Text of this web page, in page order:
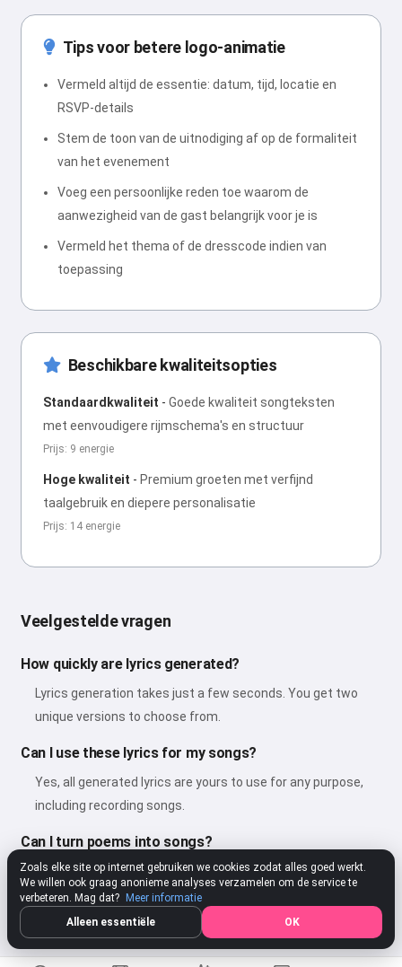
Tips voor betere logo-animatie
Vermeld altijd de essentie: datum, tijd, locatie en
RSVP-details
Stem de toon van de uitnodiging af op de formaliteit
van het evenement
Voeg een persoonlijke reden toe waarom de
aanwezigheid van de gast belangrijk voor je is
Vermeld het thema of de dresscode indien van
toepassing
Beschikbare kwaliteitsopties
Standaardkwaliteit - Goede kwaliteit songteksten
met eenvoudigere rijmschema's en structuur
Prijs: 9 energie
Hoge kwaliteit - Premium groeten met verfijnd
taalgebruik en diepere personalisatie
Prijs: 14 energie
Veelgestelde vragen
How quickly are lyrics generated?
Lyrics generation takes just a few seconds. You get two
unique versions to choose from.
Can I use these lyrics for my songs?
Yes, all generated lyrics are yours to use for any purpose,
including recording songs.
Can I turn poems into songs?
Yes! You can use our song generator to turn any poem into
a beautiful song with music and vocals.
Zoals elke site op internet gebruiken we cookies zodat alles goed werkt.
We willen ook graag anonieme analyses verzamelen om de service te
verbeteren. Mag dat?
Meer informatie
Alleen essentiële
OK